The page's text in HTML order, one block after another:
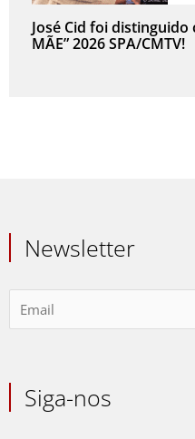
José Cid foi distinguido
MÃE” 2026 SPA/CMTV!
Newsletter
Siga-nos